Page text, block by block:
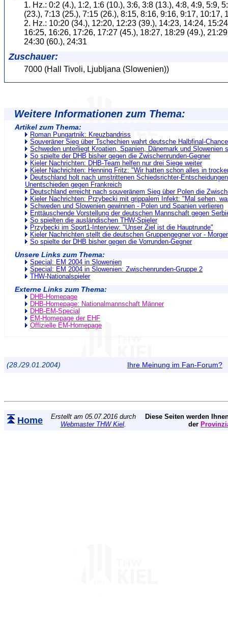
1. Hz.: 0:2 (4.), 1:2, 1:6 (10.), 3:6, 3:8 (13.), 4:8, 4:9, 5:9,
(23.), 7:13 (25.), 7:15 (26.), 8:15, 8:16, 9:16, 9:17, 10:17,
2. Hz.: 10:20 (34.), 12:20, 12:23 (39.), 14:23, 14:24,
16:25, 16:26, 17:26, 17:27 (45.), 18:27, 18:29 (49.),
24:30 (60.), 24:31
Zuschauer:
7000 (Hall Tivoli, Ljubljana (Slowenien))
Weitere Informationen zum Thema:
Artikel zum Thema:
Roman Pungartnik: Kreuzbandriss
Souveräner Sieg über Tschechien wahrt deutsche Halbfinal-Chance
Schweden unterliegt Kroatien, Spanien, Dänemark und Slowenien
So spielte der DHB bisher gegen die Zwischenrunden-Gegner
Kieler Nachrichten: DHB-Team helfen nur drei Siege weiter
Kieler Nachrichten: Henning Fritz: "Wir hatten schon alles in
Deutschland holt nach umstrittenen Schiedsrichter-
Unentschieden gegen Frankreich
Deutschland erreicht nach souveränem Sieg über Polen die
Kieler Nachrichten: Przybecki mit grippalem Infekt: "Mal sehen,
Schweden und Slowenien gewinnen - Polen und Spanien verlieren
Enttäuschende Vorstellung der deutschen Mannschaft gegen
So spielten die ausländischen THW-Spieler
Przybecki im Sport1-Interview: "Unser Ziel ist die Hauptrunde"
Kieler Nachrichten stellt die deutschen Gruppengegner vor -
So spielte der DHB bisher gegen die Vorrunden-Gegner
Unsere Links zum Thema:
Special: EM 2004 in Slowenien
Special: EM 2004 in Slowenien: Zwischenrunden-Gruppe 2
THW-Nationalspieler
Externe Links zum Thema:
DHB-Homepage
DHB-Homepage: Nationalmannschaft Männer
DHB-EM-Special
EM-Homepage der EHF
Offizielle EM-Homepage
(28./29.01.2004) Ihre Meinung im Fan-Forum?
Home
Erstellt am 05.07.2016 durch
Webmaster THW Kiel.
Diese Seiten werden
der